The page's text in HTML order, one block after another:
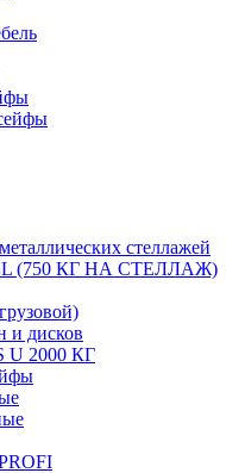
стеллажей
(750 КГ НА СТЕЛЛАЖ)
и дисков
2000 КГ